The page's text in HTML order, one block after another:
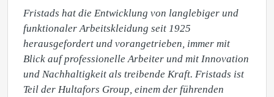
Fristads hat die Entwicklung von langlebiger und
funktionaler Arbeitskleidung seit 1925
herausgefordert und vorangetrieben, immer mit
Blick auf professionelle Arbeiter und mit Innovation
und Nachhaltigkeit als treibende Kraft. Fristads ist
Teil der Hultafors Group, einem der führenden